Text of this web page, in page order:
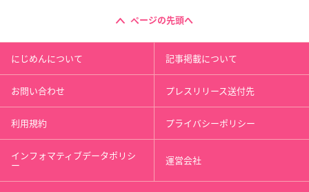
ページの先頭へ
にじめんについて 記事掲載について
お問い合わせ プレスリリース送付先
利用規約 プライバシーポリシー
インフォマティブデータポリシ
ー 運営会社